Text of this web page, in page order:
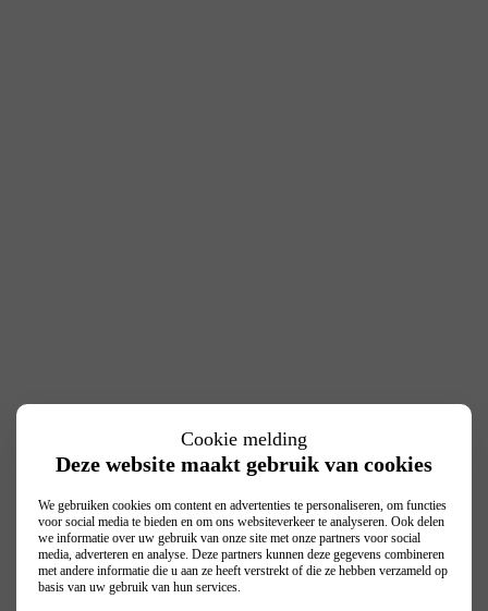
Cookie melding
Deze website maakt gebruik van cookies
We gebruiken cookies om content en advertenties te personaliseren, om functies
voor social media te bieden en om ons websiteverkeer te analyseren. Ook delen
we informatie over uw gebruik van onze site met onze partners voor social
media, adverteren en analyse. Deze partners kunnen deze gegevens combineren
met andere informatie die u aan ze heeft verstrekt of die ze hebben verzameld op
basis van uw gebruik van hun services.